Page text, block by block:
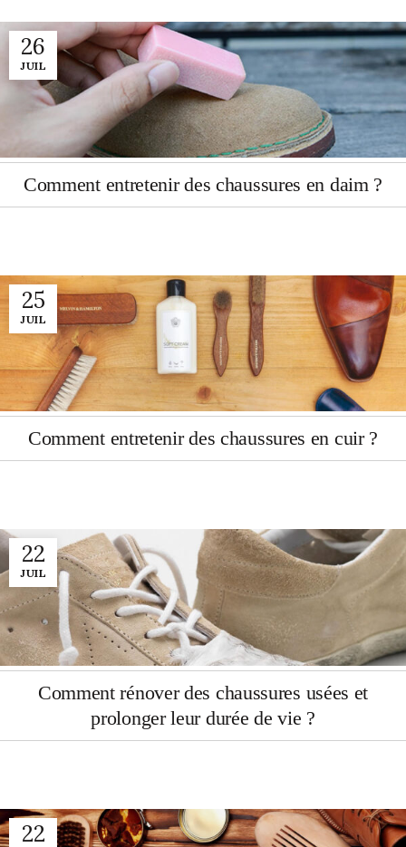
26
JUIL
Comment entretenir des chaussures en daim ?
25
JUIL
Comment entretenir des chaussures en cuir ?
22
JUIL
Comment rénover des chaussures usées et
prolonger leur durée de vie ?
22